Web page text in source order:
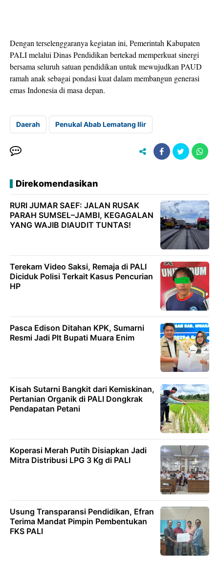
Dengan terselenggaranya kegiatan ini, Pemerintah Kabupaten
PALI melalui Dinas Pendidikan bertekad memperkuat sinergi
bersama seluruh satuan pendidikan untuk mewujudkan PAUD
ramah anak sebagai pondasi kuat dalam membangun generasi
emas Indonesia di masa depan.
Daerah Penukal Abab Lematang Ilir
Direkomendasikan
RURI JUMAR SAEF: JALAN RUSAK
PARAH SUMSEL–JAMBI, KEGAGALAN
YANG WAJIB DIAUDIT TUNTAS!
Terekam Video Saksi, Remaja di PALI
Diciduk Polisi Terkait Kasus Pencurian
HP
Pasca Edison Ditahan KPK, Sumarni
Resmi Jadi Plt Bupati Muara Enim
Kisah Sutarni Bangkit dari Kemiskinan,
Pertanian Organik di PALI Dongkrak
Pendapatan Petani
Koperasi Merah Putih Disiapkan Jadi
Mitra Distribusi LPG 3 Kg di PALI
Usung Transparansi Pendidikan, Efran
Terima Mandat Pimpin Pembentukan
FKS PALI